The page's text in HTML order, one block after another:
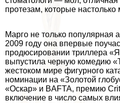
протезам, которые настолько
Марго не только популярная
2009 году она впервые
продюсировании триллера
выпустила черную комедию
жестоком мире фигурного
номинации на «Золотой
«Оскар» и BAFTA, премию
включение в число самых